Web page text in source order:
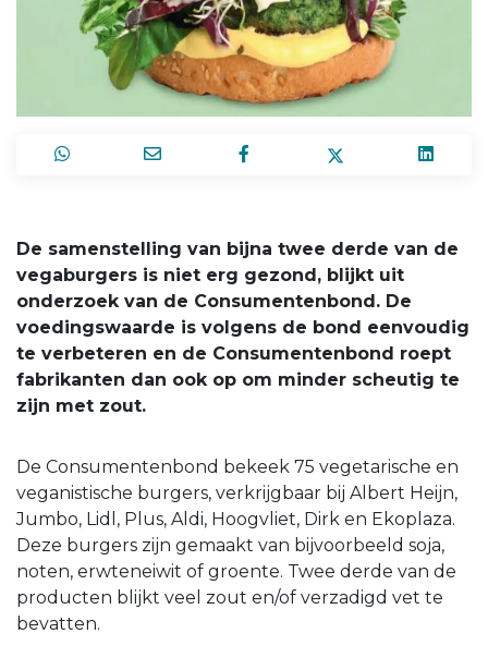
De samenstelling van bijna twee derde van de
vegaburgers is niet erg gezond, blijkt uit
onderzoek van de Consumentenbond. De
voedingswaarde is volgens de bond eenvoudig
te verbeteren en de Consumentenbond roept
fabrikanten dan ook op om minder scheutig te
zijn met zout.
De Consumentenbond bekeek 75 vegetarische en
veganistische burgers, verkrijgbaar bij Albert Heijn,
Jumbo, Lidl, Plus, Aldi, Hoogvliet, Dirk en Ekoplaza.
Deze burgers zijn gemaakt van bijvoorbeeld soja,
noten, erwteneiwit of groente. Twee derde van de
producten blijkt veel zout en/of verzadigd vet te
bevatten.